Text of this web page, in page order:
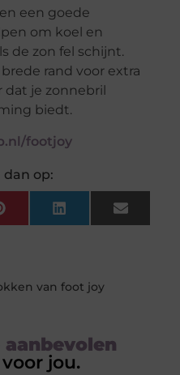
een goede
om koel en
de zon fel schijnt.
rand voor extra
dat je zonnebril
biedt.
footjoy
dan op:
PinterestLinkedInEmail
van foot joy
jou.